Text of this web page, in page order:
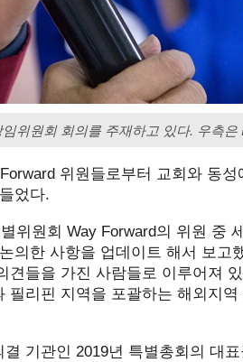
위원회 회의를 주재하고 있다. 우측
위원들로부터 교회와 동성
었다.
위원회 Way Forward의 위원 중
의한 사항을 업데이트 해서 보고
견들을 가진 사람들로 이루어져
리핀 지역을 포괄하는 해외지역
기관인 2019년 특별총회의 대표